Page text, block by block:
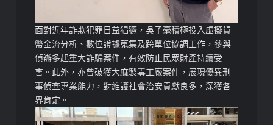
面對近年詐欺犯罪日益猖獗，吳子毫積極投入虛擬貨
幣金流分析、數位證據蒐集及跨單位協調工作，參與
偵辦多起重大詐騙案件，有效防止民眾財產持續受
害。此外，亦曾破獲大麻製毒工廠案件，展現優異刑
事偵查專業能力，對維護社會治安貢獻良多，深獲各
界肯定。